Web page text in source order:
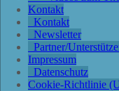
Kontakt
Kontakt
Newsletter
Partner/
Impressum
Datenschutz
Cookie-Richtlinie